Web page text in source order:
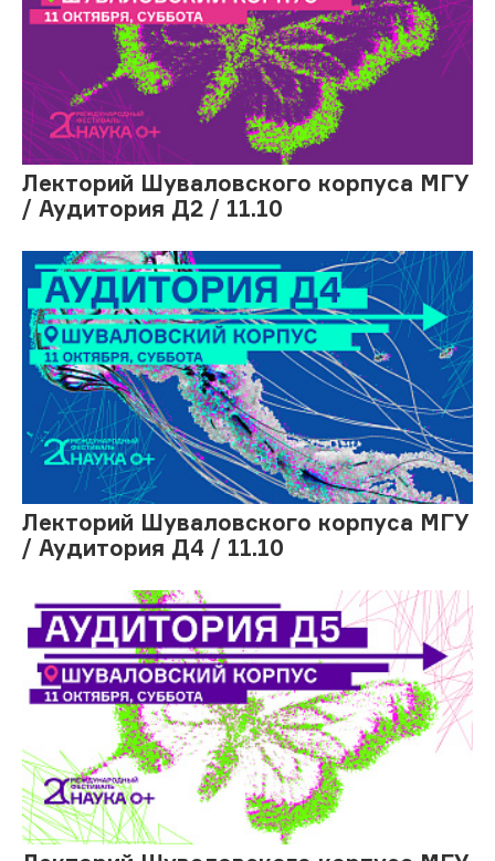
Лекторий Шуваловского корпуса МГУ
/ Аудитория Д2 / 11.10
Лекторий Шуваловского корпуса МГУ
/ Аудитория Д4 / 11.10